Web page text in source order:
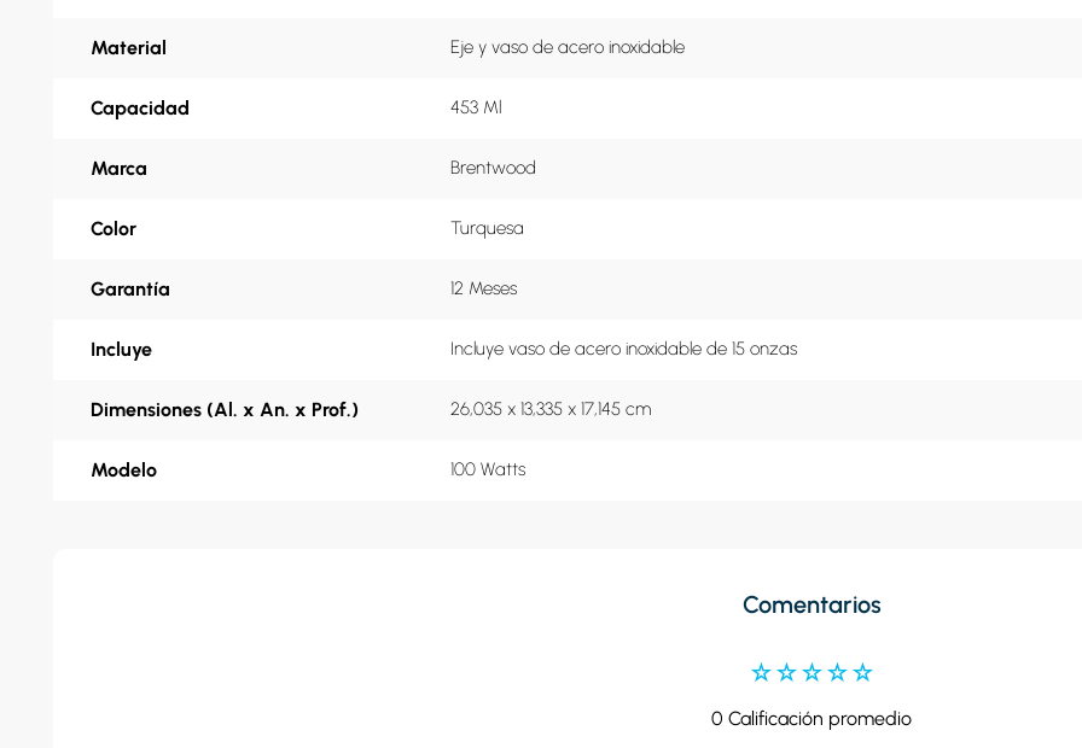
Material Eje y vaso de acero inoxidable
Capacidad 453 Ml
Marca Brentwood
Color Turquesa
Garantía 12 Meses
Incluye Incluye vaso de acero inoxidable de 15 onzas
Dimensiones (Al. x An. x Prof.) 26,035 x 13,335 x 17,145 cm
Modelo 100 Watts
Comentarios
☆☆☆☆☆
0 Calificación promedio